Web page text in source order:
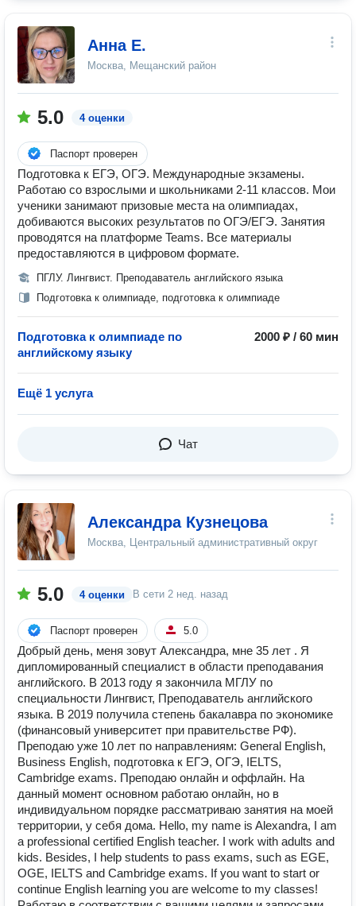
Анна Е.
Москва, Мещанский район
5.0 4 оценки
Паспорт проверен
Подготовка к ЕГЭ, ОГЭ. Международные экзамены.
Работаю со взрослыми и школьниками 2-11 классов. Мои
ученики занимают призовые места на олимпиадах,
добиваются высоких результатов по ОГЭ/ЕГЭ. Занятия
проводятся на платформе Teams. Все материалы
предоставляются в цифровом формате.
ПГЛУ. Лингвист. Преподаватель английского языка
Подготовка к олимпиаде, подготовка к олимпиаде
Подготовка к олимпиаде по
английскому языку
2000 ₽ / 60 мин
Ещё 1 услуга
Чат
Александра Кузнецова
Москва, Центральный административный округ
5.0 4 оценки В сети 2 нед. назад
Паспорт проверен 5.0
Добрый день, меня зовут Александра, мне 35 лет . Я
дипломированный специалист в области преподавания
английского. В 2013 году я закончила МГЛУ по
специальности Лингвист, Преподаватель английского
языка. В 2019 получила степень бакалавра по экономике
(финансовый университет при правительстве РФ).
Преподаю уже 10 лет по направлениям: General English,
Business English, подготовка к ЕГЭ, ОГЭ, IELTS,
Cambridge exams. Преподаю онлайн и оффлайн. На
данный момент основном работаю онлайн, но в
индивидуальном порядке рассматриваю занятия на моей
территории, у себя дома. Hello, my name is Alexandra, I am
a professional certified English teacher. I work with adults and
kids. Besides, I help students to pass exams, such as EGE,
OGE, IELTS and Cambridge exams. If you want to start or
continue English learning you are welcome to my classes!